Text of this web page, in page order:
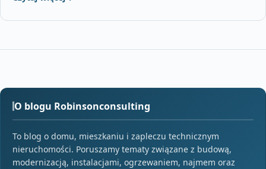
O blogu Robinsonconsulting
To blog o domu, mieszkaniu i zapleczu technicznym
nieruchomości. Poruszamy tematy związane z budową,
modernizacją, instalacjami, ogrzewaniem, najmem oraz